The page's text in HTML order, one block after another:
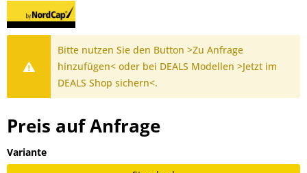
Bitte nutzen Sie den Button >Zu Anfrage
hinzufügen< oder bei DEALS Modellen >Jetzt im
DEALS Shop sichern<.
Preis auf Anfrage
Variante